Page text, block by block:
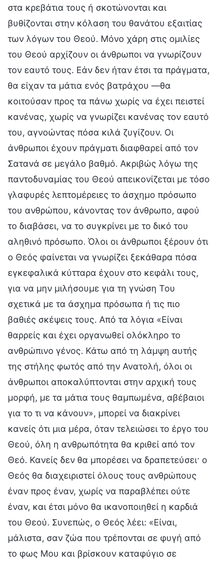
στα κρεβάτια τους ή σκοτώνονται και
βυθίζονται στην κόλαση του θανάτου εξαιτίας
των λόγων του Θεού. Μόνο χάρη στις ομιλίες
του Θεού αρχίζουν οι άνθρωποι να γνωρίζουν
τον εαυτό τους. Εάν δεν ήταν έτσι τα πράγματα,
θα είχαν τα μάτια ενός βατράχου —θα
κοιτούσαν προς τα πάνω χωρίς να έχει πειστεί
κανένας, χωρίς να γνωρίζει κανένας τον εαυτό
του, αγνοώντας πόσα κιλά ζυγίζουν. Οι
άνθρωποι έχουν πράγματι διαφθαρεί από τον
Σατανά σε μεγάλο βαθμό. Ακριβώς λόγω της
παντοδυναμίας του Θεού απεικονίζεται με τόσο
γλαφυρές λεπτομέρειες το άσχημο πρόσωπο
του ανθρώπου, κάνοντας τον άνθρωπο, αφού
το διαβάσει, να το συγκρίνει με το δικό του
αληθινό πρόσωπο. Όλοι οι άνθρωποι ξέρουν ότι
ο Θεός φαίνεται να γνωρίζει ξεκάθαρα πόσα
εγκεφαλικά κύτταρα έχουν στο κεφάλι τους,
για να μην μιλήσουμε για τη γνώση Του
σχετικά με τα άσχημα πρόσωπα ή τις πιο
βαθιές σκέψεις τους. Από τα λόγια «Είναι
θαρρείς και έχει οργανωθεί ολόκληρο το
ανθρώπινο γένος. Κάτω από τη λάμψη αυτής
της στήλης φωτός από την Ανατολή, όλοι οι
άνθρωποι αποκαλύπτονται στην αρχική τους
μορφή, με τα μάτια τους θαμπωμένα, αβέβαιοι
για το τι να κάνουν», μπορεί να διακρίνει
κανείς ότι μια μέρα, όταν τελειώσει το έργο του
Θεού, όλη η ανθρωπότητα θα κριθεί από τον
Θεό. Κανείς δεν θα μπορέσει να δραπετεύσει· ο
Θεός θα διαχειριστεί όλους τους ανθρώπους
έναν προς έναν, χωρίς να παραβλέπει ούτε
έναν, και έτσι μόνο θα ικανοποιηθεί η καρδιά
του Θεού. Συνεπώς, ο Θεός λέει: «Είναι,
μάλιστα, σαν ζώα που τρέπονται σε φυγή από
το φως Μου και βρίσκουν καταφύγιο σε